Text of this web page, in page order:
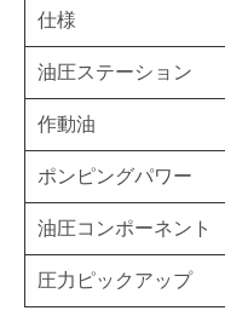
仕様
油圧ステーション
作動油
ポンピングパワー
油圧コンポーネント
圧力ピックアップ